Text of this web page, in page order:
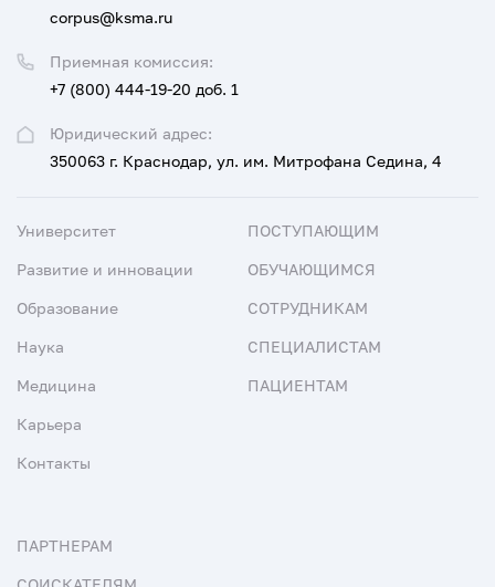
Юридический адрес:
350063 г. Краснодар, ул. им. Митрофана Седина, 4
Приемная комиссия:
+7 (800) 444-19-20 доб. 1
corpus@ksma.ru
Университет
Развитие и инновации
Образование
Наука
Медицина
Карьера
Контакты
ПОСТУПАЮЩИМ
ОБУЧАЮЩИМСЯ
СОТРУДНИКАМ
СПЕЦИАЛИСТАМ
ПАЦИЕНТАМ
ПАРТНЕРАМ